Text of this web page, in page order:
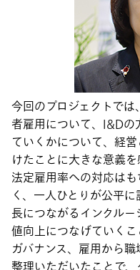
今回のプロジェクトでは
者雇用について、I&Dの
ていくかについて、経
けたことに大きな意義を
法定雇用率への対応は
く、一人ひとりが公平
長につながるインクル
値向上につなげていくこ
ガバナンス、雇用から